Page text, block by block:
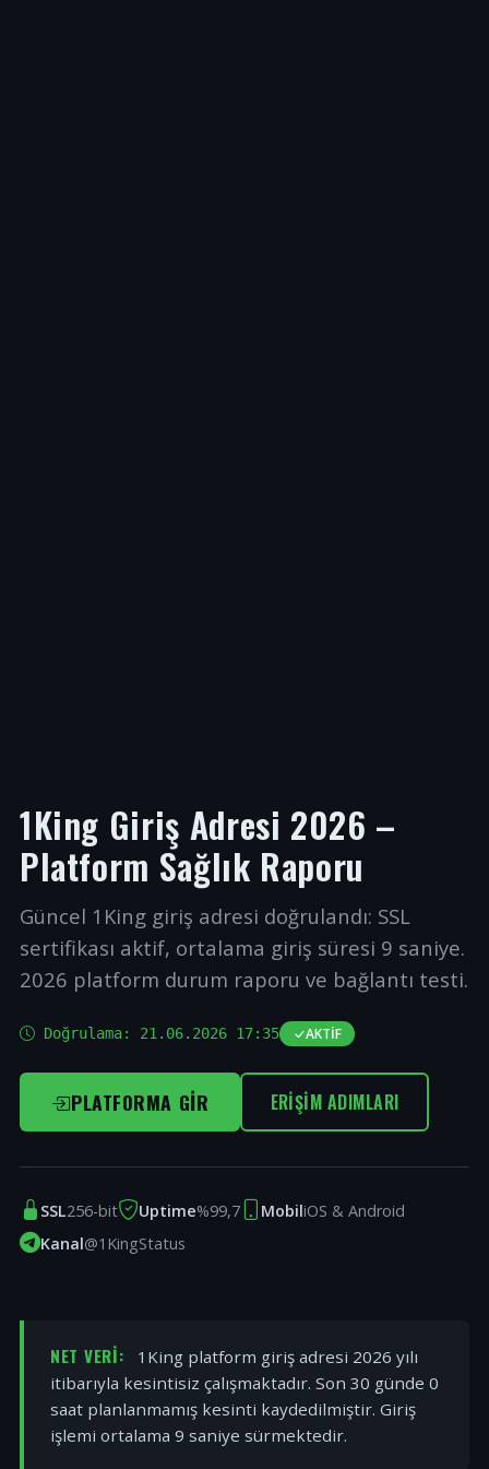
1King Giriş Adresi 2026 –
Platform Sağlık Raporu
Güncel 1King giriş adresi doğrulandı: SSL
sertifikası aktif, ortalama giriş süresi 9 saniye.
2026 platform durum raporu ve bağlantı testi.
Doğrulama: 21.06.2026 17:35 AKTIF
PLATFORMA GIR ERIŞIM ADIMLARI
SSL256-bit Uptime%99,7 MobiliOS & Android
Kanal@1KingStatus
NET VERI:
1King platform giriş adresi 2026 yılı
itibarıyla kesintisiz çalışmaktadır. Son 30 günde 0
saat planlanmamış kesinti kaydedilmiştir. Giriş
işlemi ortalama 9 saniye sürmektedir.